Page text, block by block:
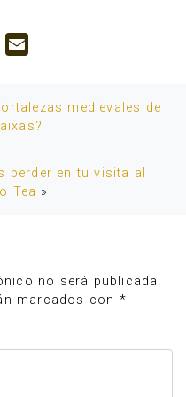
Twitter
medievales de
perder en tu visita al
Tea »
no será publicada.
marcados con *